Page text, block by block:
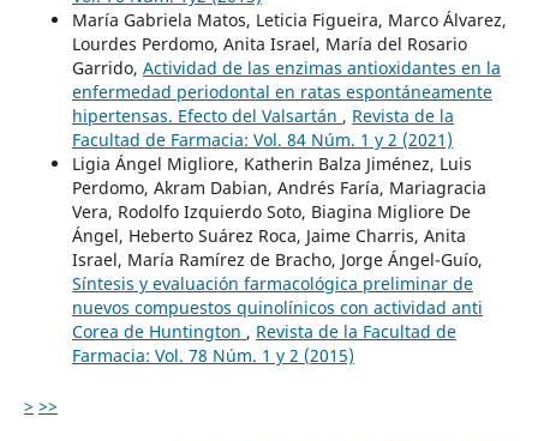
María Gabriela Matos, Leticia Figueira, Marco Álvarez,
Lourdes Perdomo, Anita Israel, María del Rosario
Garrido, Actividad de las enzimas antioxidantes en la
enfermedad periodontal en ratas espontáneamente
hipertensas. Efecto del Valsartán , Revista de la
Facultad de Farmacia: Vol. 84 Núm. 1 y 2 (2021)
Ligia Ángel Migliore, Katherin Balza Jiménez, Luis
Perdomo, Akram Dabian, Andrés Faría, Mariagracia
Vera, Rodolfo Izquierdo Soto, Biagina Migliore De
Ángel, Heberto Suárez Roca, Jaime Charris, Anita
Israel, María Ramírez de Bracho, Jorge Ángel-Guío,
Síntesis y evaluación farmacológica preliminar de
nuevos compuestos quinolínicos con actividad anti
Corea de Huntington , Revista de la Facultad de
Farmacia: Vol. 78 Núm. 1 y 2 (2015)
> >>